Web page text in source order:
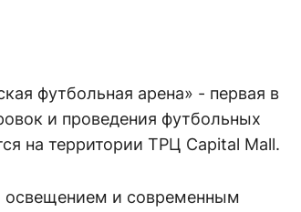
футбольная арена» - первая в
и проведения футбольных
на территории ТРЦ Capital Mall.
освещением и современным